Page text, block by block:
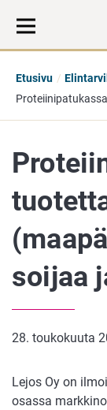
Etusivu
soijaa
28. toukokuuta
Lejos Oy on
osassa